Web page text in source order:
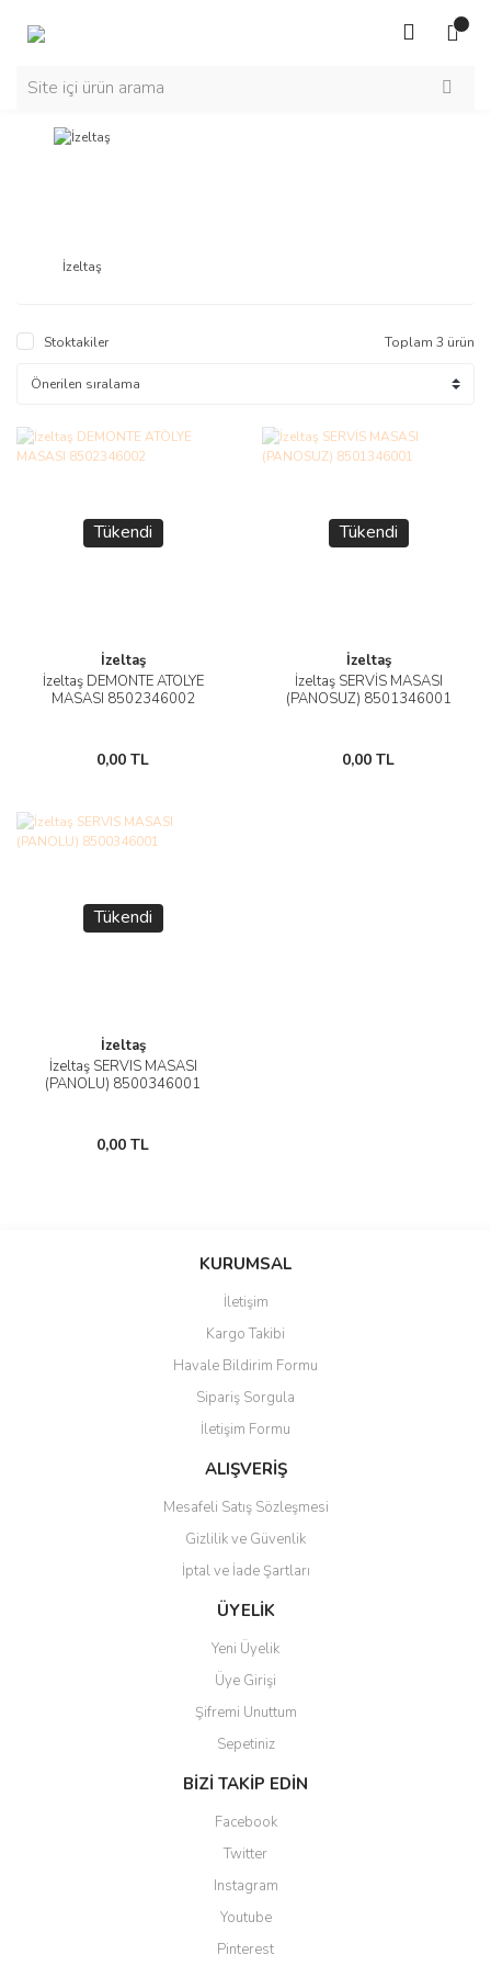
İzeltaş
Stoktakiler Toplam 3 ürün
Tükendi
İzeltaş
İzeltaş DEMONTE ATÖLYE
MASASI 8502346002
0,00 TL
Tükendi
İzeltaş
İzeltaş SERVİS MASASI
(PANOSUZ) 8501346001
0,00 TL
Tükendi
İzeltaş
İzeltaş SERVIS MASASI
(PANOLU) 8500346001
0,00 TL
KURUMSAL
İletişim
Kargo Takibi
Havale Bildirim Formu
Sipariş Sorgula
İletişim Formu
ALIŞVERİŞ
Mesafeli Satış Sözleşmesi
Gizlilik ve Güvenlik
İptal ve İade Şartları
ÜYELİK
Yeni Üyelik
Üye Girişi
Şifremi Unuttum
Sepetiniz
BİZİ TAKİP EDİN
Facebook
Twitter
Instagram
Youtube
Pinterest